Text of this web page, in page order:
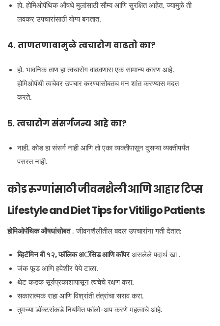
हो. होमिओपॅथिक औषधे मुलांसाठी सौम्य आणि सुरक्षित आहेत, ज्यामुळे ती
लवकर उपचारांसाठी योग्य बनतात.
४. ताणतणावामुळे त्वचारोग वाढतो का?
हो. भावनिक ताण हा त्वचारोग वाढवणारा एक सामान्य कारण आहे.
होमिओपॅथी त्वचेवर उपचार करण्यासोबतच मन शांत करण्यास मदत
करते.
५. त्वचारोग संसर्गजन्य आहे का?
नाही. कोड हा संसर्ग नाही आणि तो एका व्यक्तीपासून दुसऱ्या व्यक्तीपर्यंत
पसरत नाही.
कोड रुग्णांसाठी जीवनशैली आणि आहार टिप्स
Lifestyle and Diet Tips for Vitiligo Patients
होमिओपॅथिक औषधांसोबत, जीवनशैलीतील बदल उपचारांना गती देतात:
व्हिटॅमिन बी १२, फॉलिक अॅसिड आणि कॉपरअसलेले पदार्थ खा .
जंक फूड आणि हवेशीर पेये टाळा.
थेट कडक सूर्यप्रकाशापासून त्वचेचे रक्षण करा.
सकारात्मक राहा आणि विश्रांती तंत्रांचा सराव करा.
तुमच्या डॉक्टरांकडे नियमित फॉलो-अप करणे महत्वाचे आहे.